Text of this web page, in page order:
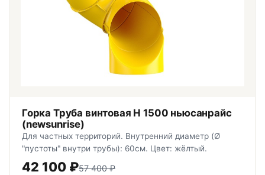
Горка Труба винтовая H 1500 ньюсанрайс
(newsunrise)
Для частных территорий. Внутренний диаметр (Ø
"пустоты" внутри трубы): 60см. Цвет: жёлтый.
42 100 ₽57 400₽